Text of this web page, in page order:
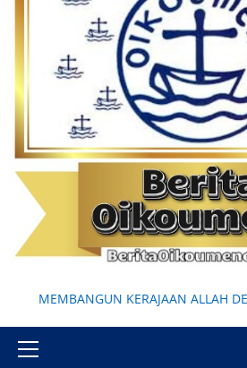
MEMBANGUN KERAJAAN ALLAH
Primary